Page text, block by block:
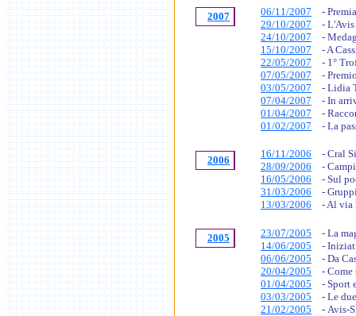
06/11/2007
29/10/2007
24/10/2007
15/10/2007
22/05/2007
07/05/2007
03/05/2007
07/04/2007
01/04/2007
01/02/2007
-
- L'Avis
-
- A
- 1°
-
- Lidia
- In
-
- La
2007
16/11/2006
28/09/2006
16/05/2006
31/03/2006
13/03/2006
- Cral
-
- Sul
-
- Al via
2006
23/07/2005
14/06/2005
06/06/2005
20/04/2005
01/04/2005
03/03/2005
21/02/2005
- La
-
- Da
- Come
- Sport
- Le
- Avis-
2005